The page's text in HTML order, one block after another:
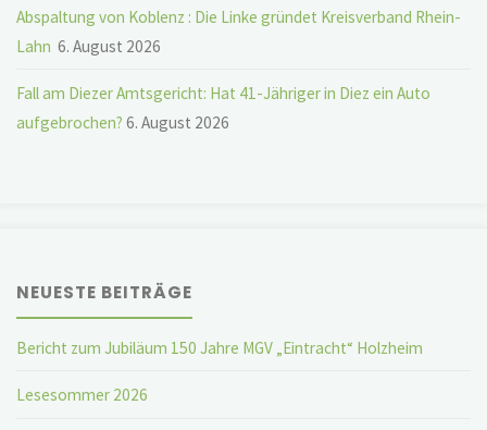
Abspaltung von Koblenz : Die Linke gründet Kreisverband Rhein-
Lahn 6. August 2026
Fall am Diezer Amtsgericht: Hat 41-Jähriger in Diez ein Auto
aufgebrochen? 6. August 2026
NEUESTE BEITRÄGE
Bericht zum Jubiläum 150 Jahre MGV „Eintracht“ Holzheim
Lesesommer 2026